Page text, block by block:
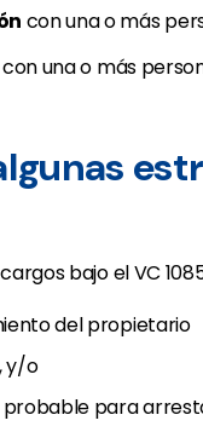
con una o más
con una o más
bajo el VC
del propietario
y/o
para